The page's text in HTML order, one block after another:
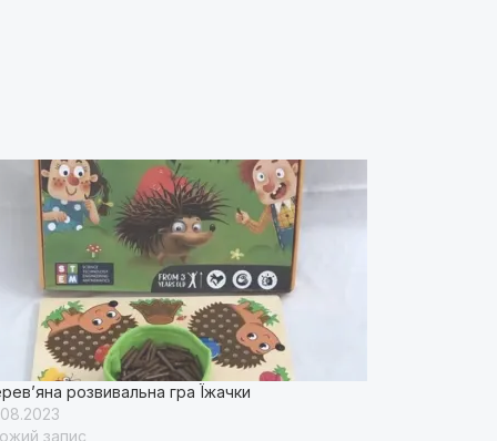
розвивальна гра Їжачки
запис